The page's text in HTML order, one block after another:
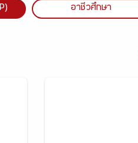
อาชีวศึกษา